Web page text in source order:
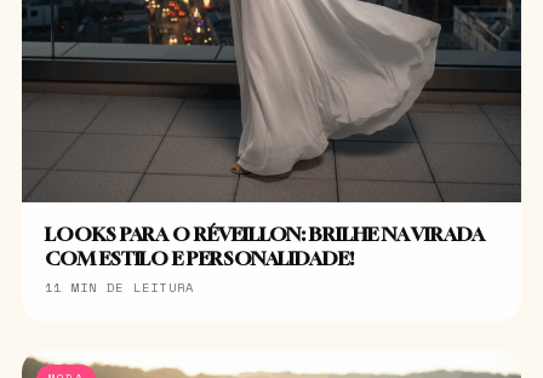
LOOKS PARA O RÉVEILLON: BRILHE NA VIRADA
COM ESTILO E PERSONALIDADE!
11 MIN DE LEITURA